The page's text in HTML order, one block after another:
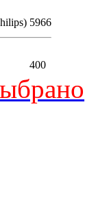
5966
400